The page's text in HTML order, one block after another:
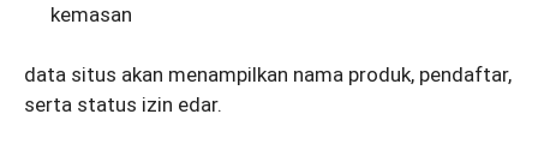
kemasan
data situs akan menampilkan nama produk, pendaftar,
serta status izin edar.